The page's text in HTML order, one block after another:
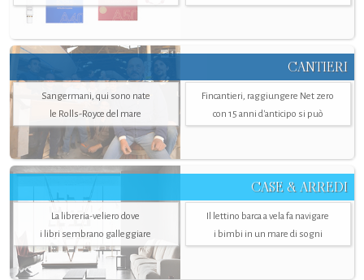
CANTIERI
Sangermani, qui sono nate
le Rolls-Royce del mare
Fincantieri, raggiungere Net zero
con 15 anni d'anticipo si può
CASE & ARREDI
La libreria-veliero dove
i libri sembrano galleggiare
Il lettino barca a vela fa navigare
i bimbi in un mare di sogni